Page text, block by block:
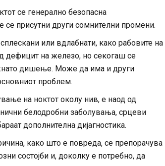
се генерално безопасна
се присутни други сомнителни промени.
или вдлабнати, како рабовите на
дефицит на железо, но секогаш се
дишење. Може да има и други
проблем.
на ноктот околу нив, е наод од
белодробни заболувања, срцеви
дополнителна дијагностика.
како што е повреда, се препорачува
состојби и, доколку е потребно, да